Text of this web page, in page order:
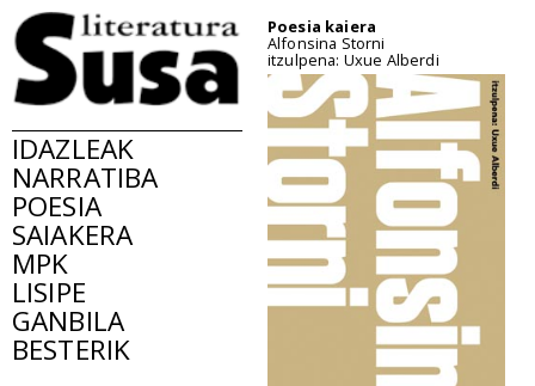
IDAZLEAK
NARRATIBA
POESIA
SAIAKERA
MPK
LISIPE
GANBILA
BESTERIK
Poesia kaiera
Alfonsina Storni
itzulpena: Uxue Alberdi